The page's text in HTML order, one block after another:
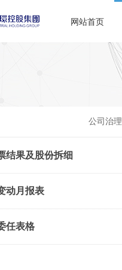
网站首页
公司治理
结果及股份拆细
动月报表
任表格